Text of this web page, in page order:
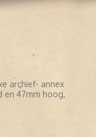
archief- annex
en 47mm hoog,